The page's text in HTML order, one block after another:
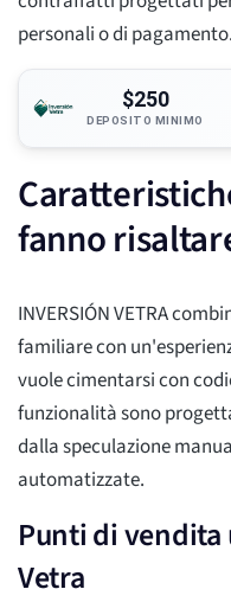
personali o di pagamento.
$250
DEPOSITO MINIMO
fanno
INVERSIÓN VETRA
familiare con
vuole cimentarsi con
funzionalità sono
dalla speculazione
automatizzate.
Punti di
Vetra